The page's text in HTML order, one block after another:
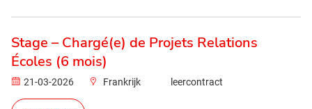
Stage – Chargé(e) de Projets Relations
Écoles (6 mois)
21-03-2026 Frankrijk leercontract